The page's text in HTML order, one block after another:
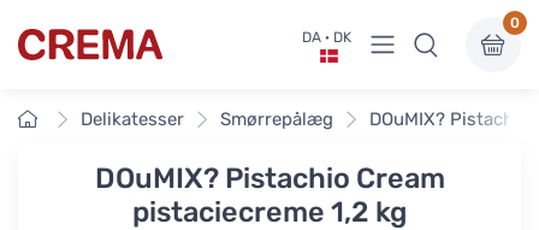
Crema DA · DK Vis undermenu
0
ForsideDelikatesser Smørrepålæg DOuMIX? Pistachio
DOuMIX? Pistachio Cream
pistaciecreme 1,2 kg